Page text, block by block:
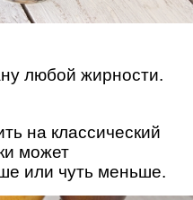
любой жирности.
на классический
может
или чуть меньше.